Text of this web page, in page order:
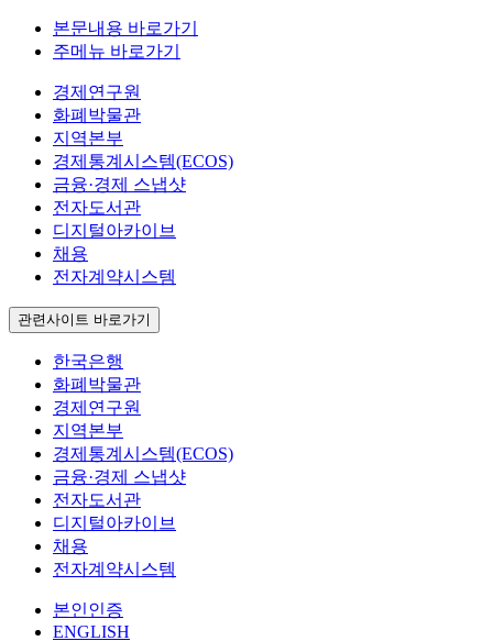
본문내용 바로가기
주메뉴 바로가기
경제연구원
화폐박물관
지역본부
경제통계시스템(ECOS)
금융·경제 스냅샷
전자도서관
디지털아카이브
채용
전자계약시스템
관련사이트 바로가기
한국은행
화폐박물관
경제연구원
지역본부
경제통계시스템(ECOS)
금융·경제 스냅샷
전자도서관
디지털아카이브
채용
전자계약시스템
본인인증
ENGLISH